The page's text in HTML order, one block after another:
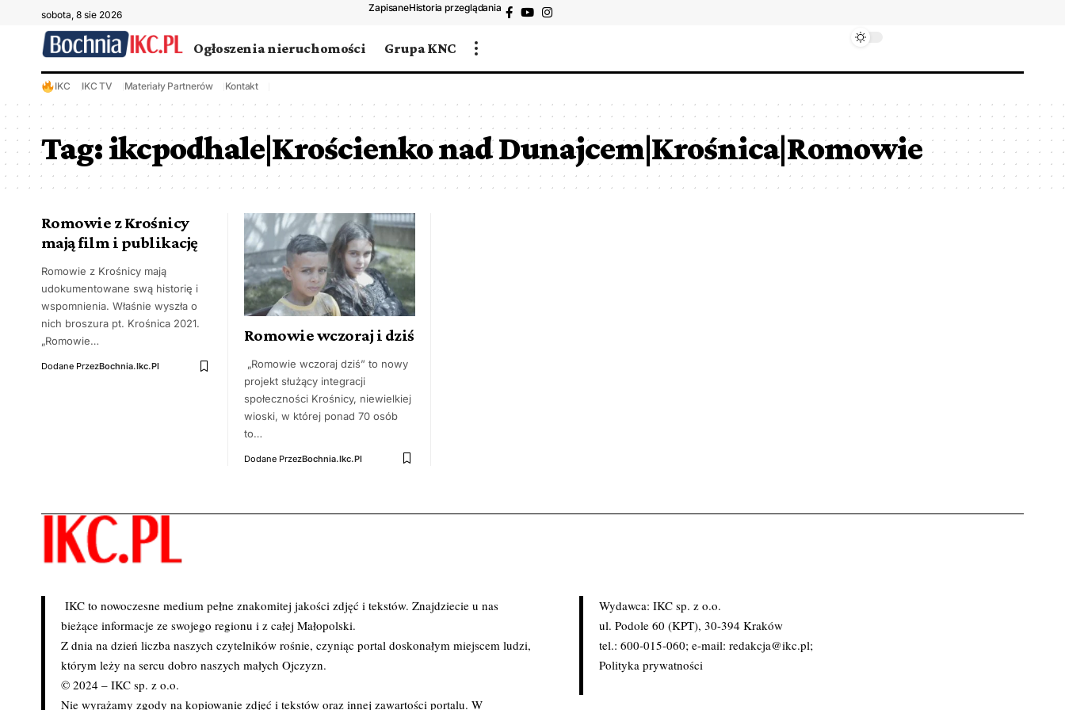
sobota, 8 sie 2026
ZapisaneHistoria przeglądania
Ogłoszenia nieruchomości Grupa KNC
IKC IKC TV Materiały Partnerów Kontakt
Tag:ikcpodhale|Krościenko nad Dunajcem|Krośnica|Romowie
Romowie z Krośnicy
mają film i publikację
Romowie z Krośnicy mają
udokumentowane swą historię i
wspomnienia. Właśnie wyszła o
nich broszura pt. Krośnica 2021.
„Romowie…
Dodane PrzezBochnia.ikc.pl
Romowie wczoraj i dziś
„Romowie wczoraj dziś” to nowy
projekt służący integracji
społeczności Krośnicy, niewielkiej
wioski, w której ponad 70 osób
to…
Dodane PrzezBochnia.ikc.pl
IKC to nowoczesne medium pełne znakomitej jakości zdjęć i tekstów. Znajdziecie u nas
bieżące informacje ze swojego regionu i z całej Małopolski.
Z dnia na dzień liczba naszych czytelników rośnie, czyniąc portal doskonałym miejscem ludzi,
którym leży na sercu dobro naszych małych Ojczyzn.
© 2024 – IKC sp. z o.o.
Nie wyrażamy zgody na kopiowanie zdjęć i tekstów oraz innej zawartości portalu. W
Wydawca: IKC sp. z o.o.
ul. Podole 60 (KPT), 30-394 Kraków
tel.: 600-015-060; e-mail:redakcja@ikc.pl;
Polityka prywatności